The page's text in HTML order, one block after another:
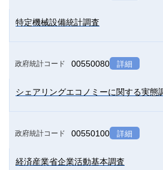
特定機械設備統計調査
政府統計コード 00550080 詳細
シェアリングエコノミーに関する実態
政府統計コード 00550100 詳細
経済産業省企業活動基本調査